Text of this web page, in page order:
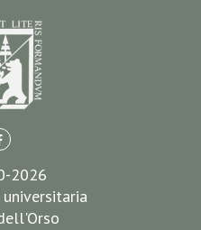
2026